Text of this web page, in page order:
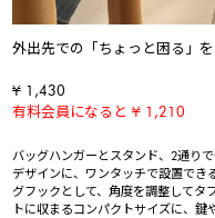
外出先での「ちょっと困る」
¥ 1,430
有料会員になると ¥ 1,210
バッグハンガーとスタンド、2通り
デザインに、ワンタッチで設置でき
グフックとして、角度を調整してタ
トに収まるコンパクトサイズに、鍵